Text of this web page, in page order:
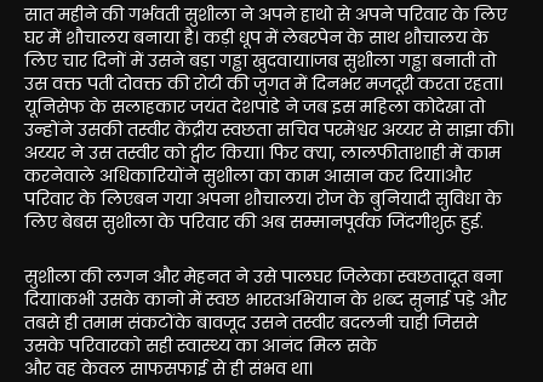
सात महीने की गर्भवती सुशीला ने अपने हाथो से अपने परिवार के लिए
घर में शौचालय बनाया है। कड़ी धूप में लेबरपेन के साथ शौचालय के
लिए चार दिनों में उसने बड़ा गड्ढा खुदवाया।जब सुशीला गड्ढा बनाती तो
उस वक्त पती दोवक्त की रोटी की जुगत में दिनभर मजदूरी करता रहता।
यूनिसेफ के सलाहकार जयंत देशपांडे ने जब इस महिला कोदेखा तो
उन्होंने उसकी तस्वीर केंद्रीय स्वछता सचिव परमेश्वर अय्यर से साझा की।
अय्यर ने उस तस्वीर को ट्वीट किया। फिर क्या, लालफीताशाही में काम
करनेवाले अधिकारियोंने सुशीला का काम आसान कर दिया।और
परिवार के लिएबन गया अपना शौचालय। रोज के बुनियादी सुविधा के
लिए बेबस सुशीला के परिवार की अब सम्मानपूर्वक जिंदगीशुरू हुई.
सुशीला की लगन और मेहनत ने उसे पालघर जिलेका स्वछतादूत बना
दिया।कभी उसके कानो में स्वछ भारतअभियान के शब्द सुनाई पड़े और
तबसे ही तमाम संकटोंके बावजूद उसने तस्वीर बदलनी चाही जिससे
उसके परिवारको सही स्वास्थ्य का आनंद मिल सके
और वह केवल साफसफाई से ही संभव था।